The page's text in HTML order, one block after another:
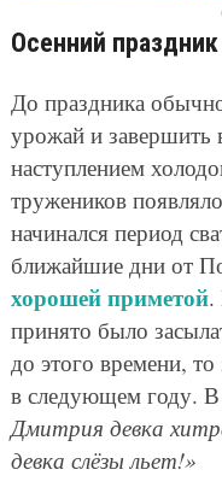
Осенний праздник
До праздника
урожай и завершить
наступлением
тружеников
начинался период
ближайшие дни от
хорошей приметой.
принято было
до этого времени,
в следующем году. В
Дмитрия девка
девка слёзы льет!»